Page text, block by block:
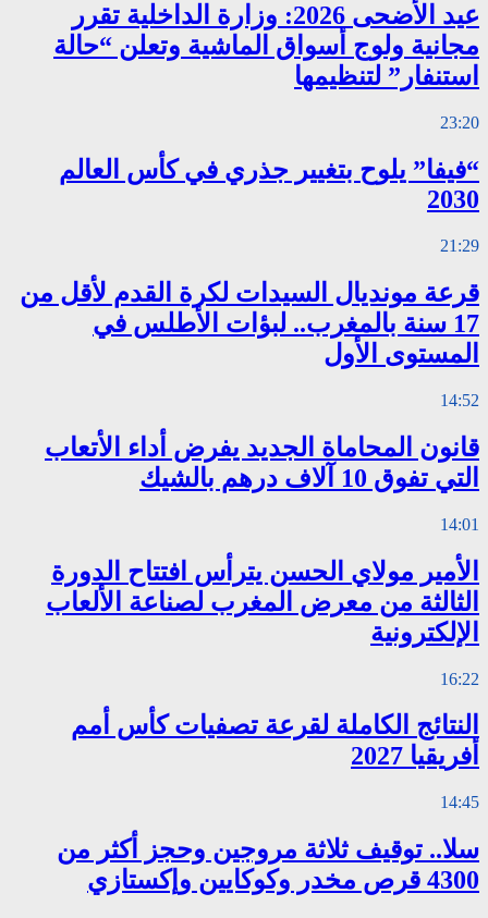
عيد الأضحى 2026: وزارة الداخلية تقرر
مجانية ولوج أسواق الماشية وتعلن “حالة
استنفار” لتنظيمها
23:20
“فيفا” يلوح بتغيير جذري في كأس العالم
2030
21:29
قرعة مونديال السيدات لكرة القدم لأقل من
17 سنة بالمغرب.. لبؤات الأطلس في
المستوى الأول
14:52
قانون المحاماة الجديد يفرض أداء الأتعاب
التي تفوق 10 آلاف درهم بالشيك
14:01
الأمير مولاي الحسن يترأس افتتاح الدورة
الثالثة من معرض المغرب لصناعة الألعاب
الإلكترونية
16:22
النتائج الكاملة لقرعة تصفيات كأس أمم
أفريقيا 2027
14:45
سلا.. توقيف ثلاثة مروجين وحجز أكثر من
4300 قرص مخدر وكوكايين وإكستازي